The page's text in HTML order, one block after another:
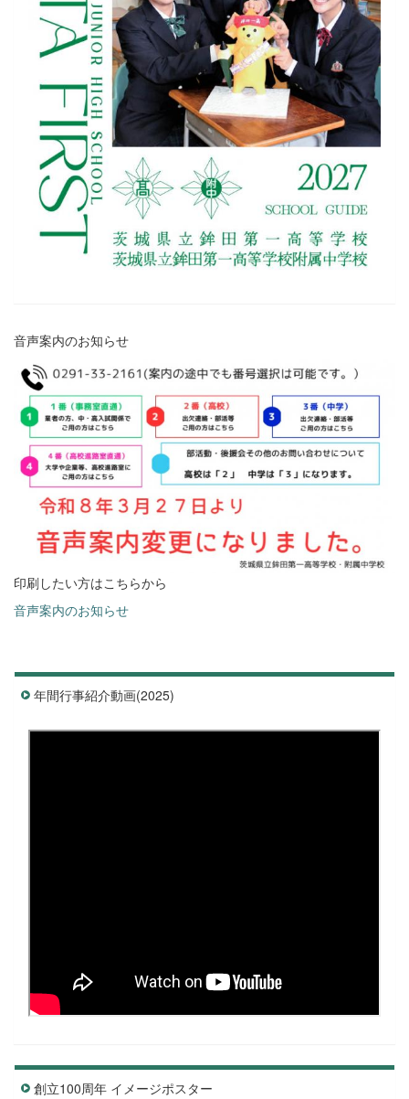
音声案内のお知らせ
印刷したい方はこちらから
音声案内のお知らせ
年間行事紹介動画(2025)
創立100周年 イメージポスター